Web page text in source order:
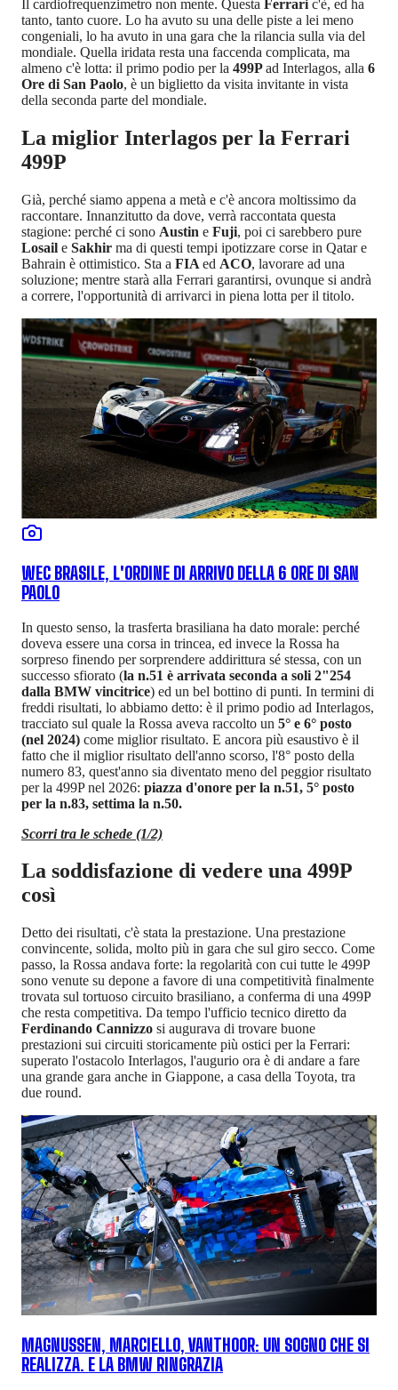
Il cardiofrequenzimetro non mente. Questa Ferrari c'è, ed ha
tanto, tanto cuore. Lo ha avuto su una delle piste a lei meno
congeniali, lo ha avuto in una gara che la rilancia sulla via del
mondiale. Quella iridata resta una faccenda complicata, ma
almeno c'è lotta: il primo podio per la 499Pad Interlagos, alla 6
Ore di San Paolo, è un biglietto da visita invitante in vista
della seconda parte del mondiale.
La miglior Interlagos per la Ferrari
499P
Già, perché siamo appena a metà e c'è ancora moltissimo da
raccontare. Innanzitutto da dove, verrà raccontata questa
stagione: perché ci sono Austin e Fuji, poi ci sarebbero pure
Losail e Sakhir ma di questi tempi ipotizzare corse in Qatar e
Bahrain è ottimistico. Sta a FIA ed ACO, lavorare ad una
soluzione; mentre starà alla Ferrari garantirsi, ovunque si andrà
a correre, l'opportunità di arrivarci in piena lotta per il titolo.
WEC BRASILE, L'ORDINE DI ARRIVO DELLA 6 ORE DI SAN
PAOLO
In questo senso, la trasferta brasiliana ha dato morale: perché
doveva essere una corsa in trincea, ed invece la Rossa ha
sorpreso finendo per sorprendere addirittura sé stessa, con un
successo sfiorato (la n.51 è arrivata seconda a soli 2"254
dalla BMW vincitrice) ed un bel bottino di punti. In termini di
freddi risultati, lo abbiamo detto: è il primo podio ad Interlagos,
tracciato sul quale la Rossa aveva raccolto un 5° e 6° posto
(nel 2024) come miglior risultato. E ancora più esaustivo è il
fatto che il miglior risultato dell'anno scorso, l'8° posto della
numero 83, quest'anno sia diventato meno del peggior risultato
per la 499P nel 2026: piazza d'onore per la n.51, 5° posto
per la n.83, settima la n.50.
Scorri tra le schede (1/2)
La soddisfazione di vedere una 499P
così
Detto dei risultati, c'è stata la prestazione. Una prestazione
convincente, solida, molto più in gara che sul giro secco. Come
passo, la Rossa andava forte: la regolarità con cui tutte le 499P
sono venute su depone a favore di una competitività finalmente
trovata sul tortuoso circuito brasiliano, a conferma di una 499P
che resta competitiva. Da tempo l'ufficio tecnico diretto da
Ferdinando Cannizzo si augurava di trovare buone
prestazioni sui circuiti storicamente più ostici per la Ferrari:
superato l'ostacolo Interlagos, l'augurio ora è di andare a fare
una grande gara anche in Giappone, a casa della Toyota, tra
due round.
MAGNUSSEN, MARCIELLO, VANTHOOR: UN SOGNO CHE SI
REALIZZA. E LA BMW RINGRAZIA